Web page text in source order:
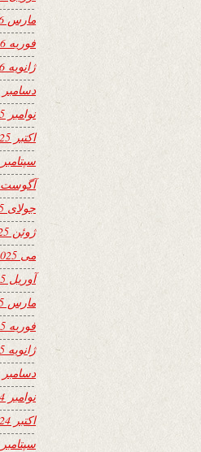
مارس 2026
فوریه 2026
ژانویه 2026
دسامبر 2025
نوامبر 2025
اکتبر 2025
سپتامبر 2025
آگوست 2025
جولای 2025
ژوئن 2025
می 2025
آوریل 2025
مارس 2025
فوریه 2025
ژانویه 2025
دسامبر 2024
نوامبر 2024
اکتبر 2024
سپتامبر 2024